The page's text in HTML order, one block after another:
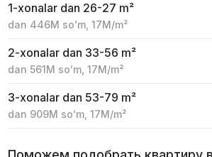
1-xonalar dan 26-27 m²
dan 446M soʻm, 17M/m²
2-xonalar dan 33-56 m²
dan 561M soʻm, 17M/m²
3-xonalar dan 53-79 m²
dan 909M soʻm, 17M/m²